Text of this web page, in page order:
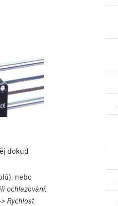
dokud
nebo
ochlazování,
Rychlost